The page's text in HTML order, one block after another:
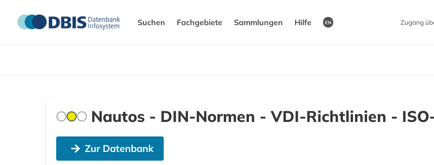
Suchen Fachgebiete Sammlungen Hilfe EN Zugang
Nautos - DIN-Normen - VDI-Richtlinien -
Zur Datenbank